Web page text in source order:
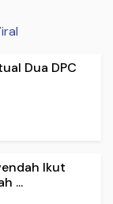
Dua DPC
Ikut
...